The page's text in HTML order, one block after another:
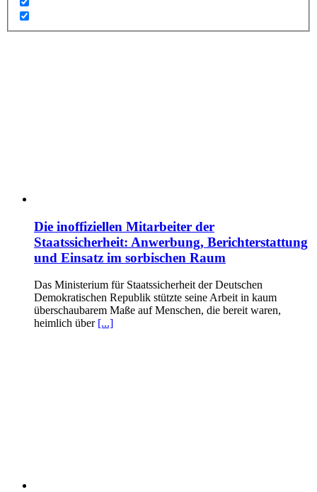
Die inoffiziellen Mitarbeiter der
Staatssicherheit: Anwerbung, Berichterstattung
und Einsatz im sorbischen Raum
Das Ministerium für Staatssicherheit der Deutschen
Demokratischen Republik stützte seine Arbeit in kaum
überschaubarem Maße auf Menschen, die bereit waren,
heimlich über [...]